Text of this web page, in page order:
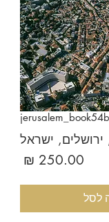
ישראל
לסל